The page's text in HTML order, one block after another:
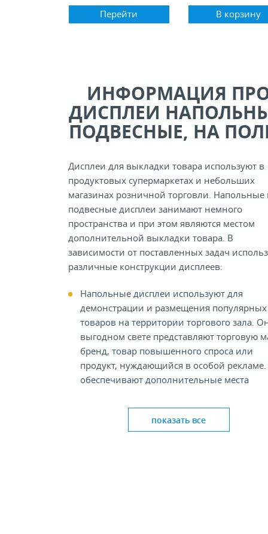
Перейти В корзину
ИНФОРМАЦИЯ
ДИСПЛЕИ
ПОДВЕСНЫЕ, НА
Дисплеи для выкладки товара используют в
продуктовых супермаркетах и небольших
магазинах розничной торговли. Напольные
подвесные дисплеи занимают немного
пространства и при этом являются местом
дополнительной выкладки товара. В
зависимости от поставленных задач
различные конструкции дисплеев:
Напольные дисплеи используют для
демонстрации и размещения популярных
товаров на территории торгового зала.
выгодном свете представляют торговую
бренд, товар повышенного спроса или
продукт, нуждающийся в особой
обеспечивают дополнительные места
Дисплеи на полку чаще всего используют
развесных продуктов – конфет, печенья,
показать все